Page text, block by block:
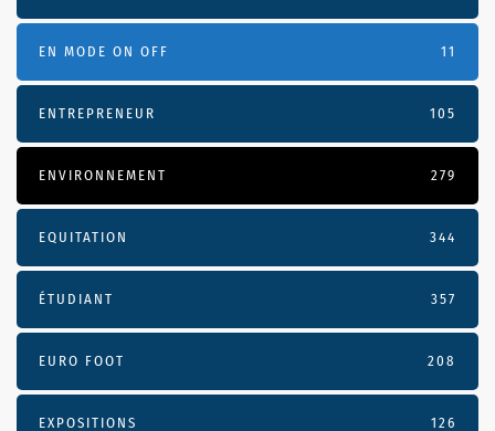
EN MODE ON OFF 11
ENTREPRENEUR 105
ENVIRONNEMENT 279
EQUITATION 344
ÉTUDIANT 357
EURO FOOT 208
EXPOSITIONS 126